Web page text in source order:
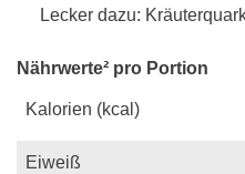
Lecker dazu:
Nährwerte² pro Portion
Kalorien (kcal)
Eiweiß